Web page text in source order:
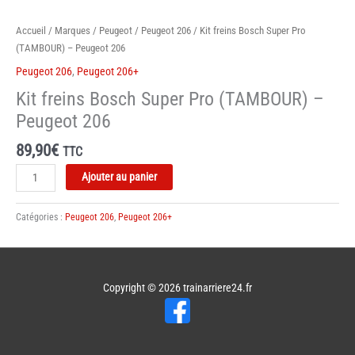
Accueil / Marques / Peugeot / Peugeot 206 / Kit freins Bosch Super Pro
(TAMBOUR) – Peugeot 206
Peugeot 206, Peugeot 206+
Kit freins Bosch Super Pro (TAMBOUR) –
Peugeot 206
89,90€ TTC
quantité
de
Kit
freins
Ajouter au panier
Catégories : Peugeot 206 Peugeot 206+
Copyright © 2026trainarriere24.fr